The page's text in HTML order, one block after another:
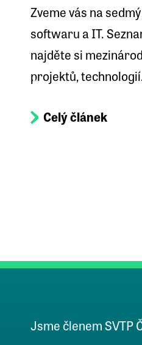
Zveme vás na
softwaru a IT.
najděte si
projektů,
Celý článek
Jsme členem SVTP